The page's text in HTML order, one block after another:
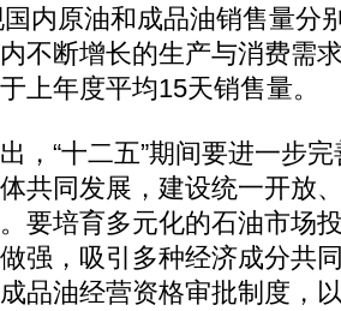
内原油和成品油销售量分
不断增长的生产与消费需
上年度平均15天销售量。
“十二五”期间要进一步完
共同发展，建设统一开放
要培育多元化的石油市场
强，吸引多种经济成分共
品油经营资格审批制度，